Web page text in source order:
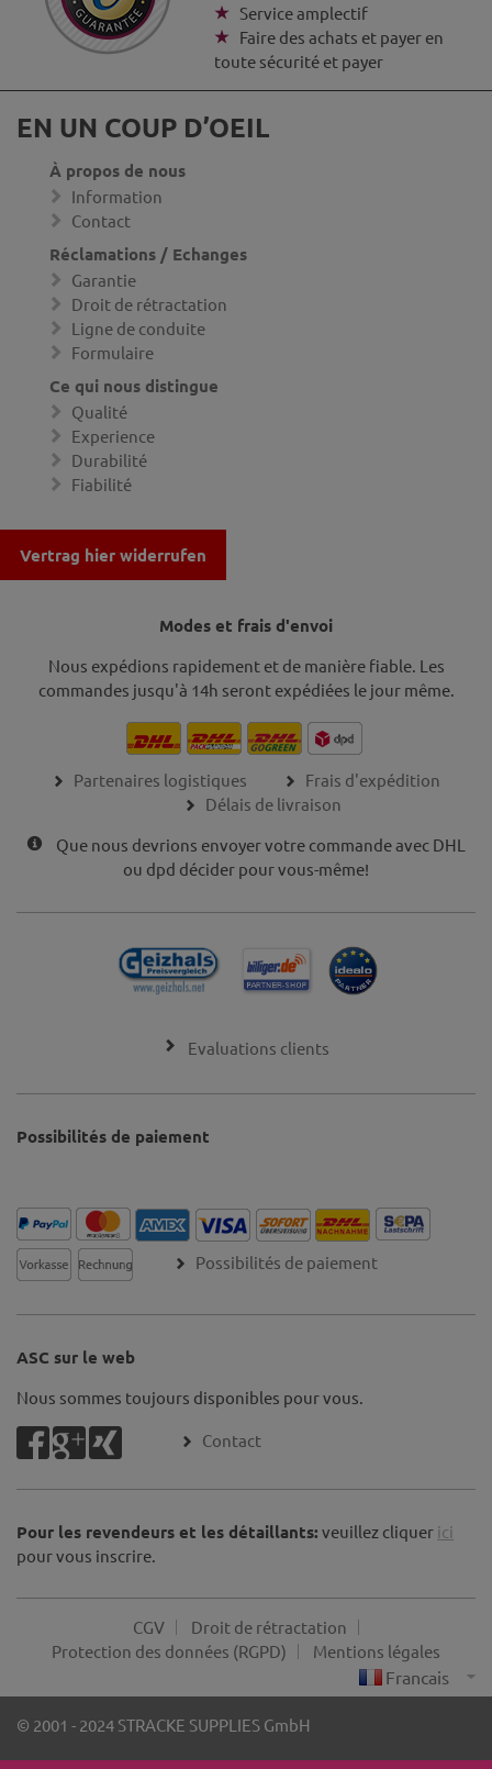
Service amplectif
Faire des achats et payer en
toute sécurité et payer
EN UN COUP D’OEIL
À propos de nous
Information
Contact
Réclamations / Echanges
Garantie
Droit de rétractation
Ligne de conduite
Formulaire
Ce qui nous distingue
Qualité
Experience
Durabilité
Fiabilité
Vertrag hier widerrufen
Modes et frais d'envoi
Nous expédions rapidement et de manière fiable. Les
commandes jusqu'à 14h seront expédiées le jour même.
Partenaires logistiques
Frais d'expédition
Délais de livraison
Que nous devrions envoyer votre commande avec DHL
ou dpd décider pour vous-même!
Evaluations clients
Possibilités de paiement
Possibilités de paiement
ASC sur le web
Nous sommes toujours disponibles pour vous.
Contact
Pour les revendeurs et les détaillants: veuillez cliquer ici
pour vous inscrire.
CGV
Droit de rétractation
Protection des données (RGPD)
Mentions légales
© 2001 - 2024 STRACKE SUPPLIES GmbH